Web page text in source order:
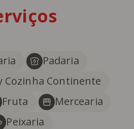
Padaria
Cozinha Continente
Fruta
Mercearia
Peixaria